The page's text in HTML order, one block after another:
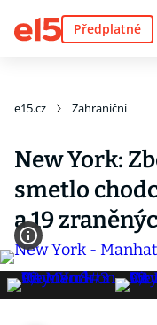
Předplatné
e15.cz Zahraniční
New York:
smetlo
a 19